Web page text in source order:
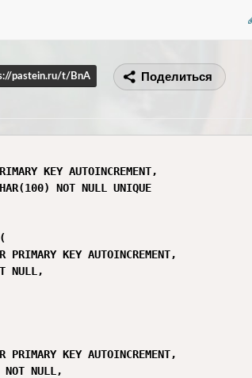
pastein.ru/t/BnA Поделиться
KEY AUTOINCREMENT,
NOT NULL UNIQUE
PRIMARY KEY AUTOINCREMENT,
NULL,
PRIMARY KEY AUTOINCREMENT,
NOT NULL,